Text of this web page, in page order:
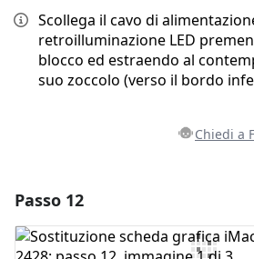
Scollega il cavo di
retroilluminazione LED
blocco ed estraendo al
suo zoccolo (verso il bordo
Chiedi a
Aggiungi Commento
Passo 12